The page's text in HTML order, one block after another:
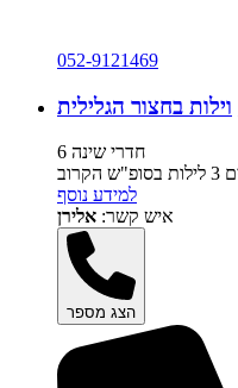
052-9121469
וילות בחצור הגלילית
6 חדרי שינה
למידע נוסף
איש קשר: אלירן
הצג מספר